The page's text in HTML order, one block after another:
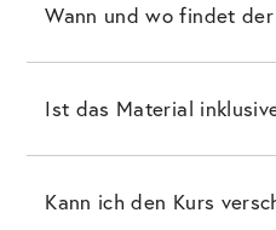
Wann und wo findet
Ist das Material
Kann ich den Kurs